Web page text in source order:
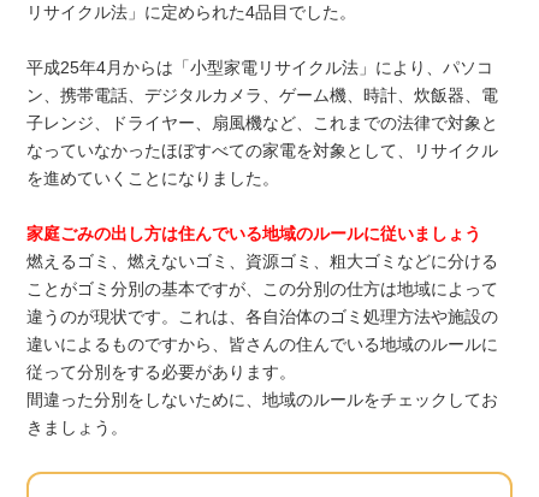
リサイクル法」に定められた4品目でした。
平成25年4月からは「小型家電リサイクル法」により、パソコ
ン、携帯電話、デジタルカメラ、ゲーム機、時計、炊飯器、電
子レンジ、ドライヤー、扇風機など、これまでの法律で対象と
なっていなかったほぼすべての家電を対象として、リサイクル
を進めていくことになりました。
家庭ごみの出し方は住んでいる地域のルールに従いましょう
燃えるゴミ、燃えないゴミ、資源ゴミ、粗大ゴミなどに分ける
ことがゴミ分別の基本ですが、この分別の仕方は地域によって
違うのが現状です。これは、各自治体のゴミ処理方法や施設の
違いによるものですから、皆さんの住んでいる地域のルールに
従って分別をする必要があります。
間違った分別をしないために、地域のルールをチェックしてお
きましょう。